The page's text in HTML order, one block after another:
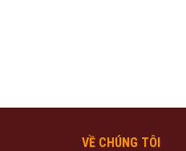
VỀ CHÚNG TÔI